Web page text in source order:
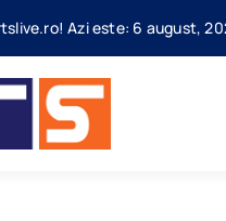
Azi este: 6 august,